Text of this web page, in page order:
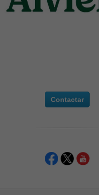
Contactar